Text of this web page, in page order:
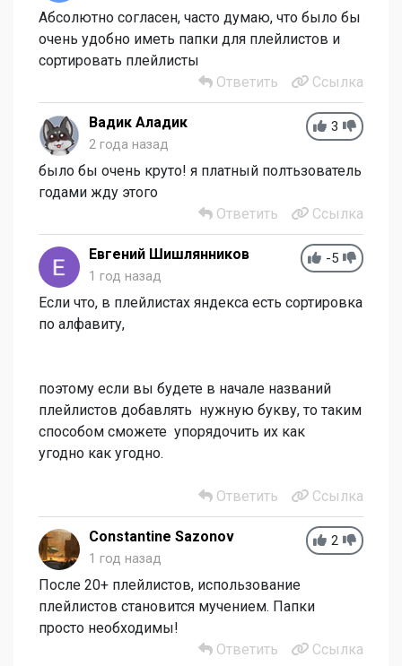
Абсолютно согласен, часто думаю, что было бы
очень удобно иметь папки для плейлистов и
сортировать плейлисты
Ответить
Ссылка
3
Вадик Аладик
2 года назад
было бы очень круто! я платный полтьзователь
годами жду этого
Ответить
Ссылка
-5
Евгений Шишлянников
1 год назад
Если что, в плейлистах яндекса есть сортировка
по алфавиту,
поэтому если вы будете в начале названий
плейлистов добавлять нужную букву, то таким
способом сможете упорядочить их как
угодно как угодно.
Ответить Ссылка
2
Constantine Sazonov
1 год назад
После 20+ плейлистов, использование
плейлистов становится мучением. Папки
просто необходимы!
Ответить
Ссылка